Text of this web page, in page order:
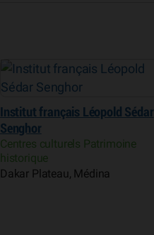
Institut français Léopold Sédar
Senghor
Centres culturels Patrimoine
historique
Dakar Plateau, Médina